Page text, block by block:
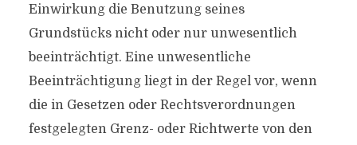
Einwirkung die Benutzung seines
Grundstücks nicht oder nur unwesentlich
beeinträchtigt. Eine unwesentliche
Beeinträchtigung liegt in der Regel vor, wenn
die in Gesetzen oder Rechtsverordnungen
festgelegten Grenz- oder Richtwerte von den